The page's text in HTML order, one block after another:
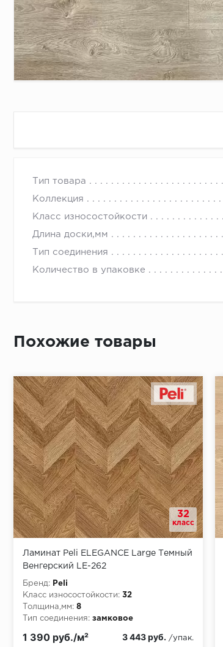
Тип товара
Коллекция
Класс износостойкости
Длина доски,мм
Тип соединения
Количество в упаковке
Место доставки
Правила
Условия доставки
Первый ряд:
Монтаж второй и последующих пластин:
Монтаж последней пластины первого
Начало второго (и последующих) ряда:
Похожие товары
32
класс
Ламинат Peli ELEGANCE Large Темный
Венгерский LE-262
Бренд:
Peli
Класс износостойкости: 32
Толщина,мм: 8
Тип соединения: замковое
1 390 руб./м² 3 443 руб. /упак.